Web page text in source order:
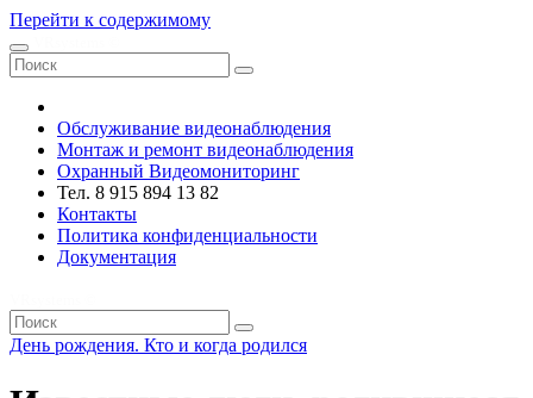
Перейти к содержимому
Обслуживание видеонаблюдения
Монтаж и ремонт видеонаблюдения
Охранный Видеомониторинг
Тел. 8 915 894 13 82
Контакты
Политика конфиденциальности
Документация
День рождения. Кто и когда родился